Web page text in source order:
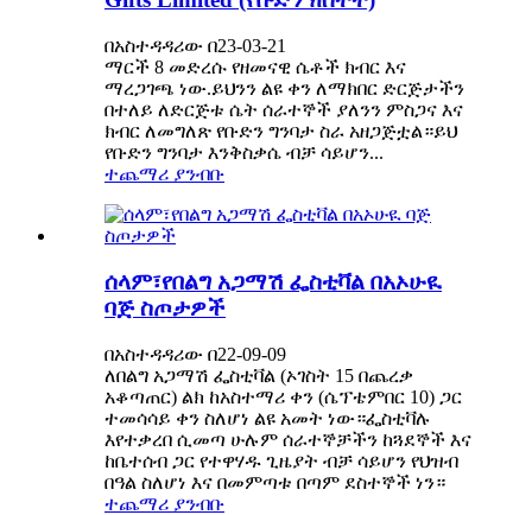
በአስተዳዳሪው በ23-03-21
ማርች 8 መድረሱ የዘመናዊ ሴቶች ክብር እና
ማረጋገጫ ነው.ይህንን ልዩ ቀን ለማክበር ድርጅታችን
በተለይ ለድርጅቱ ሴት ሰራተኞች ያለንን ምስጋና እና
ክብር ለመግለጽ የቡድን ግንባታ ስራ አዘጋጅቷል።ይህ
የቡድን ግንባታ እንቅስቃሴ ብቻ ሳይሆን...
ተጨማሪ ያንብቡ
ሰላም፣የበልግ አጋማሽ ፌስቲቫል በአኦሁዪ
ባጅ ስጦታዎች
በአስተዳዳሪው በ22-09-09
ለበልግ አጋማሽ ፌስቲቫል (ኦገስት 15 በጨረቃ
አቆጣጠር) ልክ ከአስተማሪ ቀን (ሴፕቴምበር 10) ጋር
ተመሳሳይ ቀን ስለሆነ ልዩ አመት ነው።ፌስቲቫሉ
እየተቃረበ ሲመጣ ሁሉም ሰራተኞቻችን ከጓደኞች እና
ከቤተሰብ ጋር የተዋሃዱ ጊዜያት ብቻ ሳይሆን የህዝብ
በዓል ስለሆነ እና በመምጣቱ በጣም ደስተኞች ነን።
ተጨማሪ ያንብቡ